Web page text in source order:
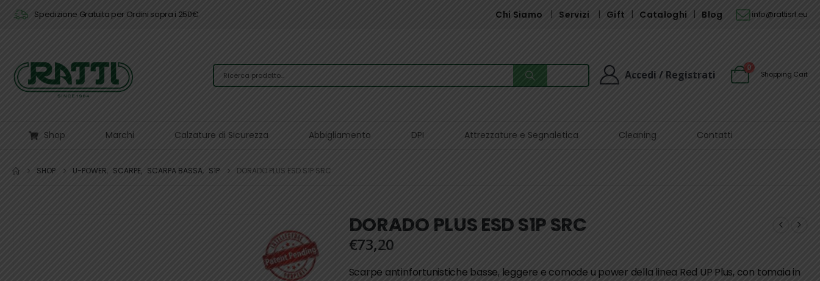
Spedizione Gratuita per Ordini sopra i 250€ Chi Siamo Servizi Gift Cataloghi Blog info@rattisrl.eu
Accedi / Registrati
0
Shopping Cart
Shop Marchi Calzature di Sicurezza Abbigliamento DPI Attrezzature e Segnaletica Cleaning Contatti
SHOP U-POWER SCARPE, SCARPA BASSA, S1P DORADO PLUS ESD S1P SRC
DORADO PLUS ESD S1P SRC
€73,20
Scarpe antinfortunistiche basse, leggere e comode u power della linea Red UP Plus, con tomaia in